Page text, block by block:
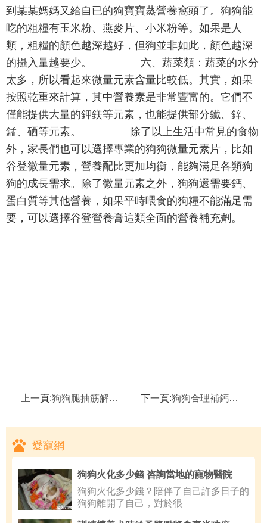
到某某媽媽又給自已的狗寶寶蒸營養窩頭了。狗狗能
吃的粗糧有玉米粉、燕麥片、小米粉等。如果是人
類，粗糧的顏色越深越好，但狗並非如此，顏色越深
的攝入量越要少。 六、蔬菜類：蔬菜的水分
太多，所以看起來微量元素含量比較低。其實，如果
按照乾重來計算，其中營養素是非常豐富的。它們不
僅能提供大量的鉀鎂等元素，也能提供部分鐵、鋅、
錳、硒等元素。 除了以上生活中常見的食物
外，家長們也可以選擇專業的狗狗微量元素片，比如
谷登微量元素，營養配比更加均衡，能夠滿足各類狗
狗的成長需求。除了微量元素之外，狗狗還需要鈣、
蛋白質等其他營養，如果平時喂食的狗糧不能滿足需
要，可以選擇谷登營養膏這類全面的營養補充劑。
上一頁:狗狗腿抽筋解決方法！ 下一頁:狗狗合理補鈣好處！
愛寵網
狗狗火化多少錢 咨詢當地的寵物醫院
狗狗火化多少錢？陪伴了自己許多日子的
狗狗離開了自己，對於很